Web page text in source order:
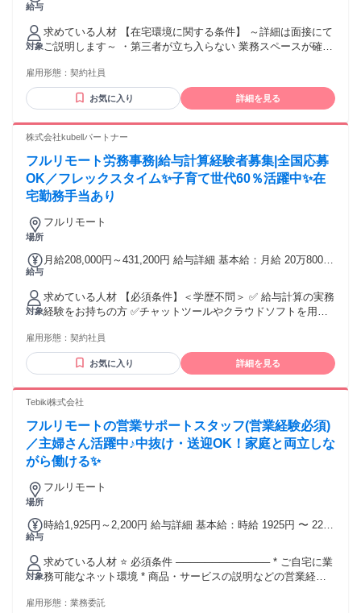
必要な機材はすべて貸与いたします （PC・ヘッドセット・
LANケーブル等） ※セキュリティ確保のため、業務中に不定
給与
時給変動あり （1,090円～） 例） ・平日固定休あり：1,350円
・土日祝固定休み：1,300円 ・8:50-22:00の間でシフト制：
1,200円
対象
求めている人材 【在宅環境に関する条件】 ～詳細は面接にて
ご説明します～ ・第三者が立ち入らない 業務スペースが確保
が漏れない環境 ・室内のペーパーレス化 ・通信機器 携帯/タ
ブレット/スマートウォッチ/カメラ 等記憶媒体は業務スペー
スに持ち込まない ・有線でネット接続ができる 速度の目安：
【PC基本操作ができる方】 ・話しながらコピーや貼り付けが
を見たり、聞いたりして操作できる ・PC再起動、キャッシュ
のクリアなど PCのトラブルシューティングに対応できる
【応募条件】 ・入社＆研修日に参加できる方 ・経験不問 ・
ブランク歓迎 ・定年制度あり ・午後10時～午前5時までは深
夜業のため 18歳以上の応募のみ
雇用形態： 契約社員
お気に入り 詳細を見る
株式会社kubellパートナー
フルリモート労務事務|給与計算経験者募集|全国応募
OK／フレックスタイム✨子育て世代60％活躍中✨在
宅勤務手当あり
場所
フルリモート
給与
月給208,000円～431,200円 給与詳細 基本給：月給 20万8000
で支払われる通勤・皆勤・家族手当金額：なし 全員に一律で
支払われるその他手当金額：あり ※経験・能力などを考慮の
上、決定いたします。 【賞与】 年2回（8月・2月） 【昇給】
給与改定年2回（8月・2月） 【手当】 ・交通費全額支給 ・時
対象
求めている人材 【必須条件】＜学歴不問＞ ✅ 給与計算の実務
経験をお持ちの方 ✅️チャットツールやクラウドソフトを用い
ュール管理・資料共有（Google Workspace等）を日常的に操
作します。 【歓迎条件】 下記いずれかの経験をお持ちの方は
歓迎します！ ◇ 勤怠管理・入退社手続きなどの労務実務経験
ルやSaaSソフト（マネーフォワード、Freeeなど）の利用経
な方にピッタリ！】 ◎ 正確性を大切にコツコツ業務に取り組
める方 ◎ 期日やルールを守り責任感を持って 行動できる方
◎ 相手の立場に立ってコミュニケーションが 取れる方 ◎ 論
理的に考えながら業務を進めることが 好きな方 ◎ 誰かを支
える仕事にやりがいを感じる方 ※原則ご自宅での勤務です。
雇用形態： 契約社員
お気に入り 詳細を見る
Tebiki株式会社
フルリモートの営業サポートスタッフ(営業経験必須)
／主婦さん活躍中♪中抜け・送迎OK！家庭と両立しな
がら働ける✨
場所
フルリモート
給与
時給1,925円～2,200円 給与詳細 基本給：時給 1925円 〜 2200
間は相談しながら決定します。
対象
求めている人材 ⭐ 必須条件 ───────────── * ご自宅に業
務可能なネット環境 * 商品・サービスの説明などの営業経験 *
験 * 一般的なPCリテラシー ⭐ 歓迎条件（経験者大歓迎！）
雇用形態： 業務委託